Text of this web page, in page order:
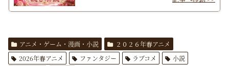
アニメ・ゲーム・漫画・小説
２０２６年春アニメ
2026年春アニメ
ファンタジー ラブコメ
小説